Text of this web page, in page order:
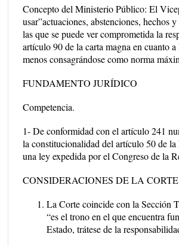
Concepto del Ministerio Público: El
usar”actuaciones, abstenciones, hechos
las que se puede ver comprometida la
artículo 90 de la carta magna en cuanto
menos consagrándose como norma
FUNDAMENTO JURÍDICO
Competencia.
1- De conformidad con el artículo 241
la constitucionalidad del artículo 50 de
una ley expedida por el Congreso de la
CONSIDERACIONES DE LA CORTE
La Corte coincide con la Sección
“es el trono en el que encuentra
Estado, trátese de la